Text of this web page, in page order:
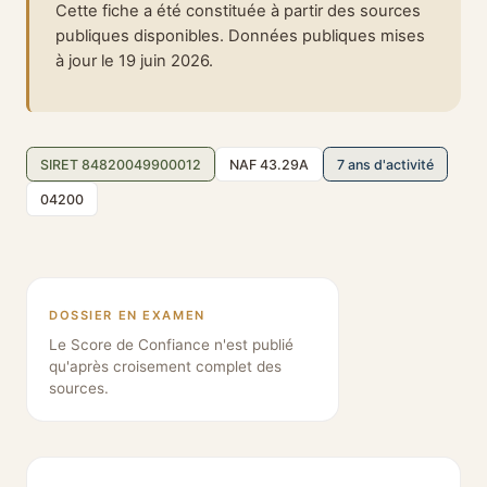
Cette fiche a été constituée à partir des sources
publiques disponibles. Données publiques mises
à jour le 19 juin 2026.
SIRET 84820049900012 NAF 43.29A 7 ans d'activité
04200
DOSSIER EN EXAMEN
Le Score de Confiance n'est publié
qu'après croisement complet des
sources.